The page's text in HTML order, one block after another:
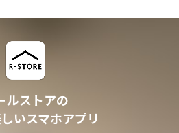
ルストアの
いスマホアプリ